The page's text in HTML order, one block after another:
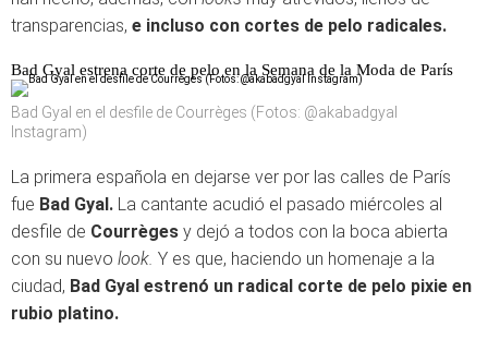
transparencias, e incluso con cortes de pelo radicales.
Bad Gyal estrena corte de pelo en la Semana de la Moda de París
Bad Gyal en el desfile de Courrèges (Fotos: @akabadgyal
Instagram)
La primera española en dejarse ver por las calles de París
fue Bad Gyal. La cantante acudió el pasado miércoles al
desfile de Courrèges y dejó a todos con la boca abierta
con su nuevo look. Y es que, haciendo un homenaje a la
ciudad, Bad Gyal estrenó un radical corte de pelo pixie en
rubio platino.